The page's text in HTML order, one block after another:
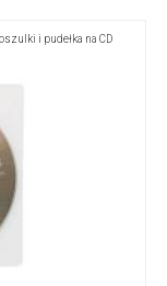
i pudełka na CD